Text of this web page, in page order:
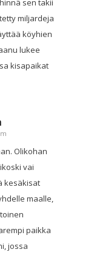
miljardeja
köyhien
lukee
kisapaikat
Olikohan
vai
kesäkisat
maalle,
paikka
jossa